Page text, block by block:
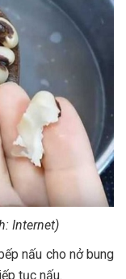
Internet)
nấu cho nở bung
tục nấu.